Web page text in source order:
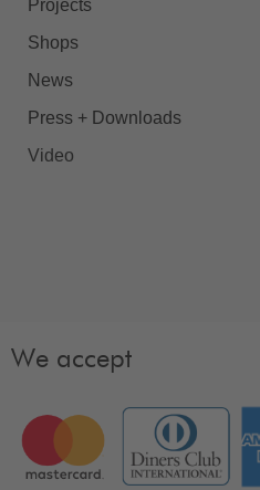
Projects
Shops
News
Press + Downloads
Video
We accept